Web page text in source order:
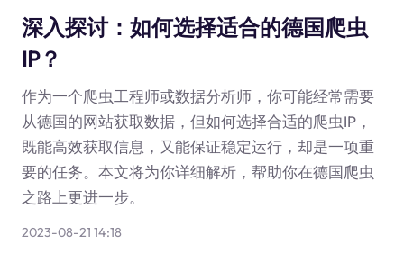
深入探讨：如何选择适合的德国爬虫
IP？
作为一个爬虫工程师或数据分析师，你可能经常需要
从德国的网站获取数据，但如何选择合适的爬虫IP，
既能高效获取信息，又能保证稳定运行，却是一项重
要的任务。本文将为你详细解析，帮助你在德国爬虫
之路上更进一步。
2023-08-21 14:18